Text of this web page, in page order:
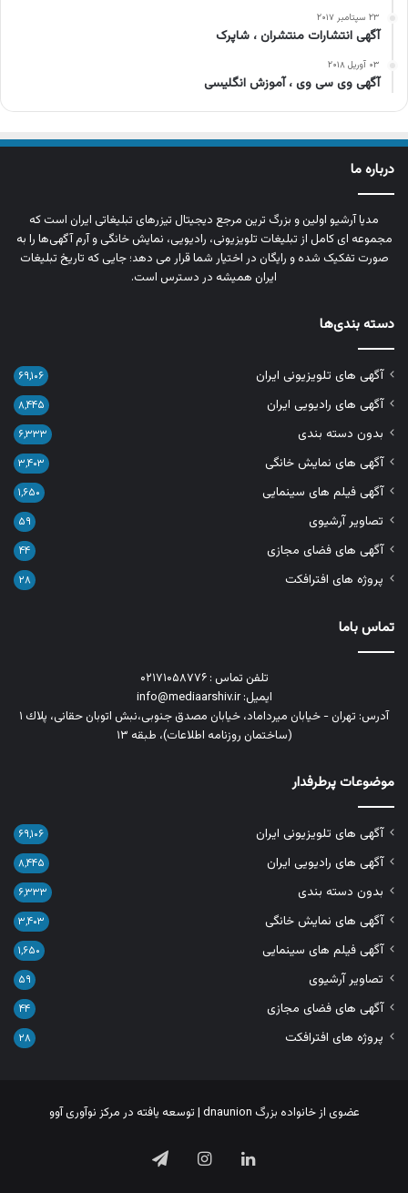
۲۳ سپتامبر ۲۰۱۷
آگهی انتشارات منتشران ، شاپرک
۰۳ آوریل ۲۰۱۸
آگهی وی سی وی ، آموزش انگلیسی
درباره ما
مدیا آرشیو اولین و بزرگ‌ ترین مرجع دیجیتال تیزرهای تبلیغاتی ایران است که
مجموعه‌ ای کامل از تبلیغات تلویزیونی، رادیویی، نمایش خانگی و آرم‌ آگهی‌ها را به‌
صورت تفکیک‌ شده و رایگان در اختیار شما قرار می‌ دهد؛ جایی که تاریخ تبلیغات
ایران همیشه در دسترس است.
دسته بندی‌ها
آگهی های تلویزیونی ایران ۶۹,۱۰۶
آگهی های رادیویی ایران ۸,۴۴۵
بدون دسته بندی ۶,۳۳۳
آگهی های نمایش خانگی ۳,۴۰۳
آگهی فیلم های سینمایی ۱,۶۵۰
تصاویر آرشیوی ۵۹
آگهی های فضای مجازی ۴۴
پروژه های افترافکت ۲۸
تماس باما
تلفن تماس : ۰۲۱۷۱۰۵۸۷۷۶
ایمیل: info@mediaarshiv.ir
آدرس: تهران - خیابان میرداماد، خیابان مصدق جنوبی،نبش اتوبان حقانی، پلاك ١
(ساختمان روزنامه اطلاعات)، طبقه ۱۳
موضوعات پرطرفدار
آگهی های تلویزیونی ایران ۶۹,۱۰۶
آگهی های رادیویی ایران ۸,۴۴۵
بدون دسته بندی ۶,۳۳۳
آگهی های نمایش خانگی ۳,۴۰۳
آگهی فیلم های سینمایی ۱,۶۵۰
تصاویر آرشیوی ۵۹
آگهی های فضای مجازی ۴۴
پروژه های افترافکت ۲۸
عضوی از خانواده بزرگ dnaunion | توسعه یافته در مرکز نوآوری آوو
لینکدیناینستاگرامتلگرام